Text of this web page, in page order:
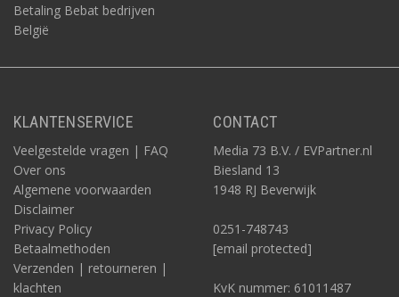
Betaling Bebat bedrijven
België
KLANTENSERVICE
Veelgestelde vragen | FAQ
Over ons
Algemene voorwaarden
Disclaimer
Privacy Policy
Betaalmethoden
Verzenden | retourneren |
klachten
CONTACT
Media 73 B.V. / EVPartner.nl
Biesland 13
1948 RJ Beverwijk
0251-748743
[email protected]
KvK nummer: 61011487